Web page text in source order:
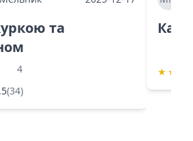
та
4
(34)
★ ★